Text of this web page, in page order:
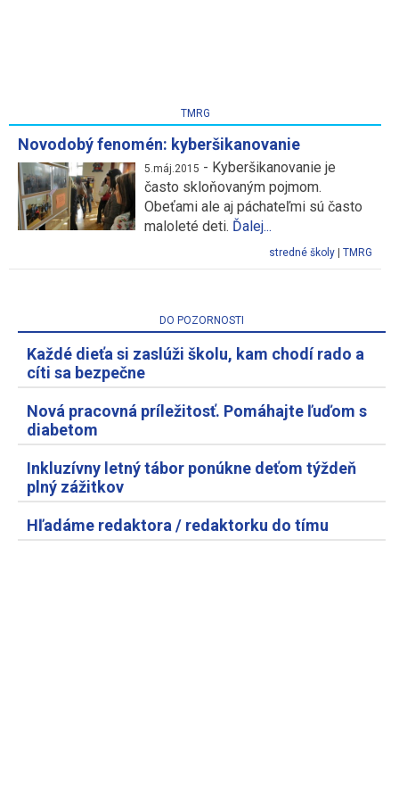
TMRG
Novodobý fenomén: kyberšikanovanie
5.máj.2015 - Kyberšikanovanie je
často skloňovaným pojmom.
Obeťami ale aj páchateľmi sú často
maloleté deti. Ďalej...
stredné školy TMRG
DO POZORNOSTI
Každé dieťa si zaslúži školu, kam chodí rado a
cíti sa bezpečne
Nová pracovná príležitosť. Pomáhajte ľuďom s
diabetom
Inkluzívny letný tábor ponúkne deťom týždeň
plný zážitkov
Hľadáme redaktora / redaktorku do tímu